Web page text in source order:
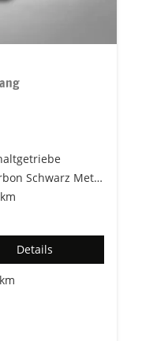
Karbon Schwarz Metallic
Details